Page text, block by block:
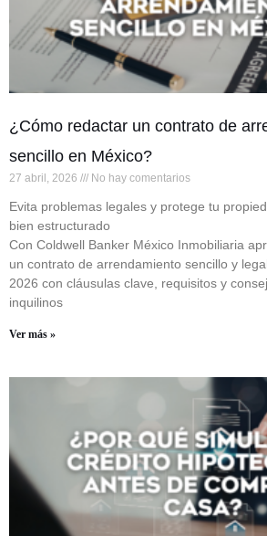
¿Cómo redactar un contrato de
sencillo en México?
27 abril, 2026 No hay comentarios
Evita problemas legales y protege tu
bien estructurado
Con Coldwell Banker México Inmobiliaria
un contrato de arrendamiento sencillo y
2026 con cláusulas clave, requisitos y
inquilinos
Ver más »